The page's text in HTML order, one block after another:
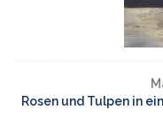
Rosen und Tulpen in